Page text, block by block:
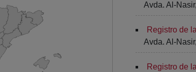
Avda. Al-
Registro de
Avda. Al-
Registro de